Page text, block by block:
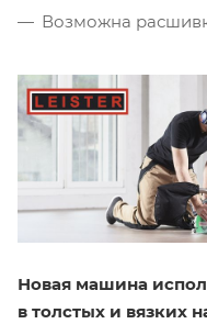
Возможна
Новая машина
в толстых и вязких